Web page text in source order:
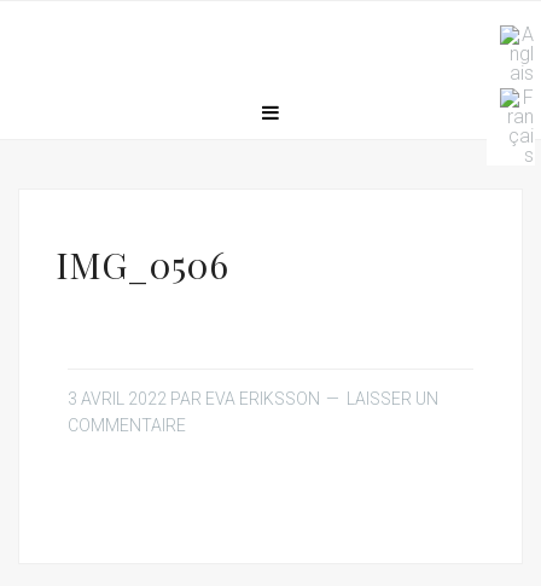
IMG_0506
3 AVRIL 2022 PAR EVA ERIKSSON
LAISSER UN
COMMENTAIRE